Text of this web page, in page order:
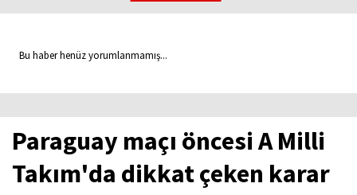
Bu haber henüz yorumlanmamış...
Paraguay maçı öncesi A Milli
Takım'da dikkat çeken karar